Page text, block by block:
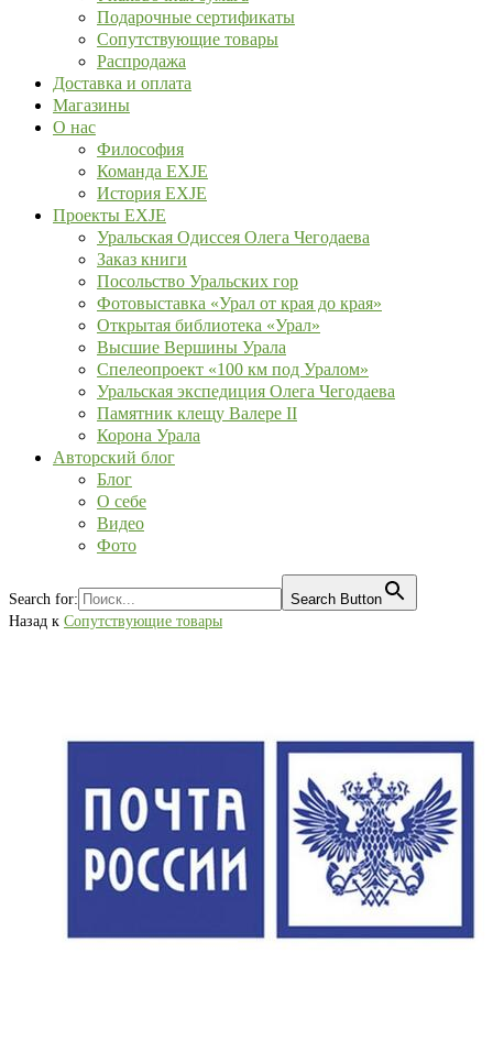
Подарочные сертификаты
Сопутствующие товары
Распродажа
Доставка и оплата
Магазины
О нас
Философия
Команда EXJE
История EXJE
Проекты EXJE
Уральская Одиссея Олега Чегодаева
Заказ книги
Посольство Уральских гор
Фотовыставка «Урал от края до края»
Открытая библиотека «Урал»
Высшие Вершины Урала
Спелеопроект «100 км под Уралом»
Уральская экспедиция Олега Чегодаева
Памятник клещу Валере II
Корона Урала
Авторский блог
Блог
О себе
Видео
Фото
Search for:
Search Button
Назад к Сопутствующие товары